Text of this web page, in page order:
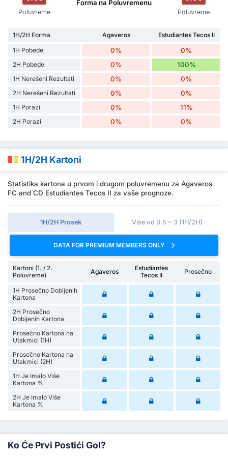
Poluvreme
Forma na Poluvremenu
Poluvreme
1H/2H Forma Agaveros
Estudiantes Tecos II
1H Pobede
0% 0%
2H Pobede 0% 100%
1H Nerešeni Rezultati 0% 0%
2H Nerešeni Rezultati 0% 0%
1H Porazi 0% 11%
2H Porazi 0% 0%
1H/2H Kartoni
Statistika kartona u prvom i drugom poluvremenu za Agaveros
FC and CD Estudiantes Tecos II za vaše prognoze.
1H/2H Prosek Više od 0.5 ~ 3 (1H/2H)
DATA FOR PREMIUM MEMBERS ONLY
Kartoni (1. / 2.
Poluvreme)
Agaveros
Estudiantes
Tecos II
Prosečno
1H Prosečno Dobijenih
Kartona
2H Prosečno
Dobijenih Kartona
Prosečno Kartona na
Utakmici (1H)
Prosečno Kartona na
Utakmici (2H)
1H Je Imalo Više
Kartona %
2H Je Imalo Više
Kartona %
Ko Će Prvi Postići Gol?